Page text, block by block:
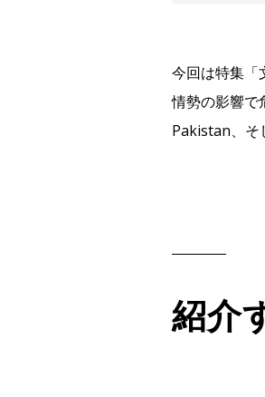
今回は特集「
情勢の影響で
Pakistan、そ
紹介